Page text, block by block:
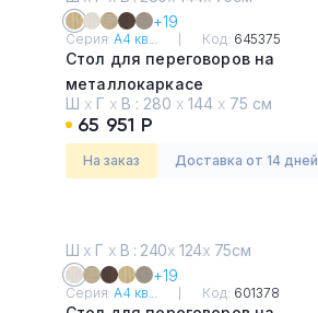
+19
Серия:А4 кв... Код: 645375
Стол для переговоров на
металлокаркасе
Натуральный дуб
Ш х Г х В : 280 х 144 х 75 см
65 951 Р
На заказ Доставка от 14 дней
Ш х Г х В : 240х 124х 75см
+19
Серия:А4 кв... Код: 601378